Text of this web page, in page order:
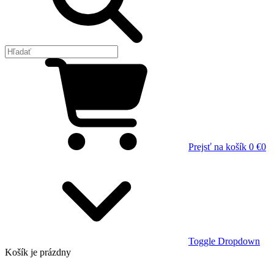
Prejsť na košík 0 €0
Toggle Dropdown
Košík je prázdny